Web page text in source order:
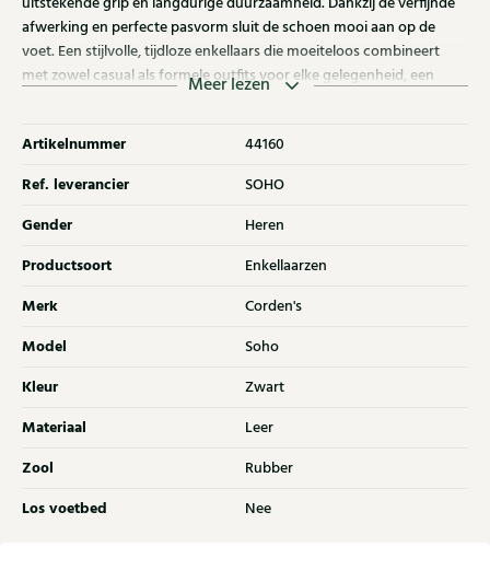
afwerking en perfecte pasvorm sluit de schoen mooi aan op de
voet. Een stijlvolle, tijdloze enkellaars die moeiteloos combineert
met zowel casual als formele outfits voor elke gelegenheid, een
Meer lezen
Artikelnummer 44160
Ref. leverancier SOHO
Gender Heren
Productsoort Enkellaarzen
Merk Corden's
Model Soho
Kleur Zwart
Materiaal Leer
Zool Rubber
Los voetbed Nee